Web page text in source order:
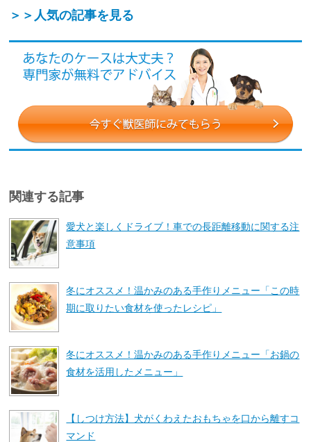
＞＞人気の記事を見る
関連する記事
愛犬と楽しくドライブ！車での長距離移動に関する注
意事項
冬にオススメ！温かみのある手作りメニュー「この時
期に取りたい食材を使ったレシピ」
冬にオススメ！温かみのある手作りメニュー「お鍋の
食材を活用したメニュー」
【しつけ方法】犬がくわえたおもちゃを口から離すコ
マンド